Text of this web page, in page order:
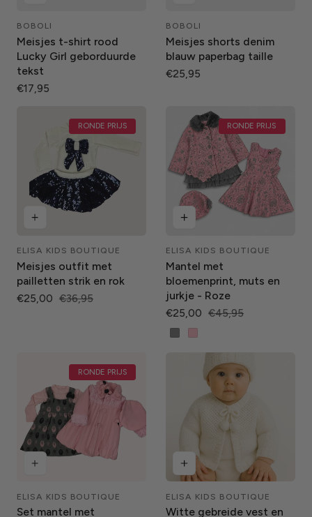
Leverancier:
BOBOLI
Meisjes t-shirt rood
Lucky Girl geborduurde
tekst
Normale
€17,95
Leverancier:
BOBOLI
Meisjes shorts denim
blauw paperbag taille
Normale
€25,95
RONDE PRIJS
Leverancier:
ELISA KIDS BOUTIQUE
Meisjes outfit met
pailletten strik en rok
Verkoopprijs
€25,00 Normale
€36,95
RONDE PRIJS
Leverancier:
ELISA KIDS BOUTIQUE
Mantel met
bloemenprint, muts en
jurkje - Roze
Verkoopprijs
€25,00 Normale
€45,95
Grijs
RONDE PRIJS
Leverancier:
ELISA KIDS BOUTIQUE
Set mantel met
Leverancier:
ELISA KIDS BOUTIQUE
Witte gebreide vest en